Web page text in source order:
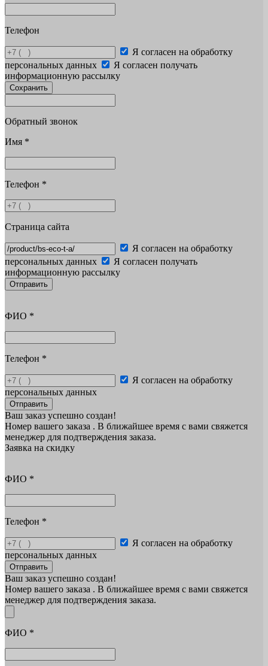
Телефон
Я согласен на обработку
персональных данных
Я согласен получать
информационную рассылку
Сохранить
Обратный звонок
Имя *
Телефон *
Страница сайта
Я согласен на обработку
персональных данных
Я согласен получать
информационную рассылку
Отправить
ФИО *
Телефон *
Я согласен на обработку
персональных данных
Отправить
Ваш заказ успешно создан!
Номер вашего заказа . В ближайшее время с вами свяжется
менеджер для подтверждения заказа.
Заявка на скидку
ФИО *
Телефон *
Я согласен на обработку
персональных данных
Отправить
Ваш заказ успешно создан!
Номер вашего заказа . В ближайшее время с вами свяжется
менеджер для подтверждения заказа.
ФИО *